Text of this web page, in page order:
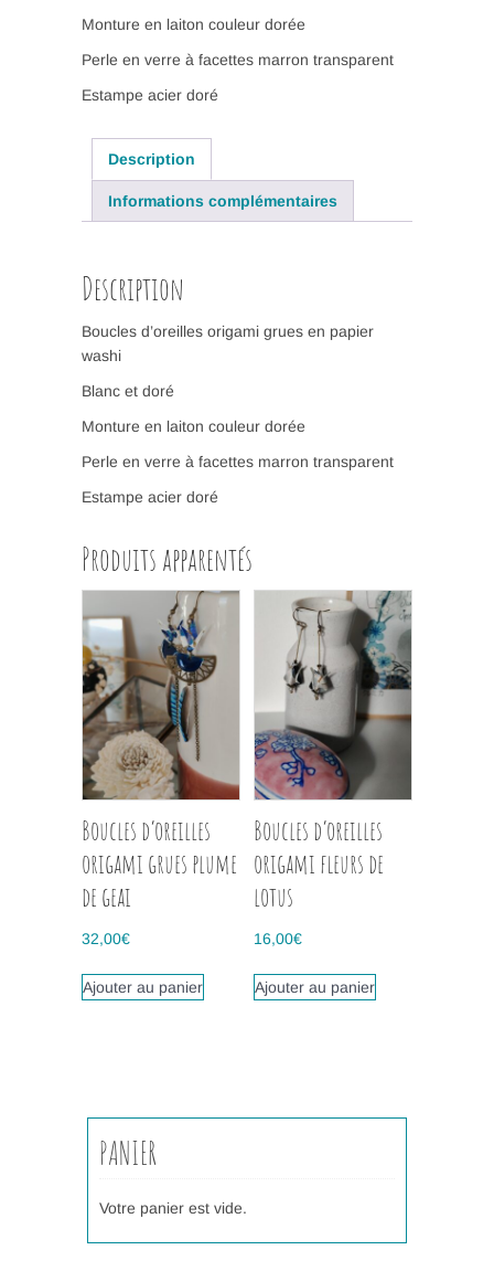
Monture en laiton couleur dorée
Perle en verre à facettes marron transparent
Estampe acier doré
Description
Informations complémentaires
Description
Boucles d’oreilles origami grues en papier
washi
Blanc et doré
Monture en laiton couleur dorée
Perle en verre à facettes marron transparent
Estampe acier doré
Produits apparentés
Boucles d’oreilles
origami grues plume
de geai
32,00€
Ajouter au panier
Boucles d’oreilles
origami fleurs de
lotus
16,00€
Ajouter au panier
PANIER
Votre panier est vide.